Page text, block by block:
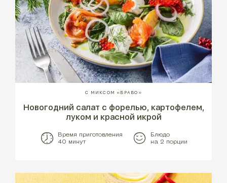
С МИКСОМ «БРАВО»
Новогодний салат с форелью, картофелем,
луком и красной икрой
Время приготовления
40 минут
Блюдо
на 2 порции